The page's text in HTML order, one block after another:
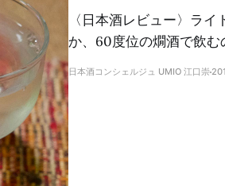
〈日本酒レビュー〉ラ
か、60度位の燗酒で飲む
日本酒コンシェルジュ UMIO 江口崇